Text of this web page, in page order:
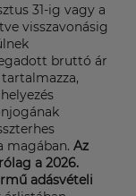
31-ig vagy a
visszavonásig
bruttó ár
magában. Az
a 2026.
adásvételi